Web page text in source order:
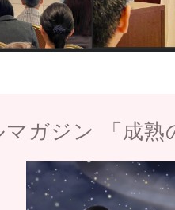
マガジン 「成熟